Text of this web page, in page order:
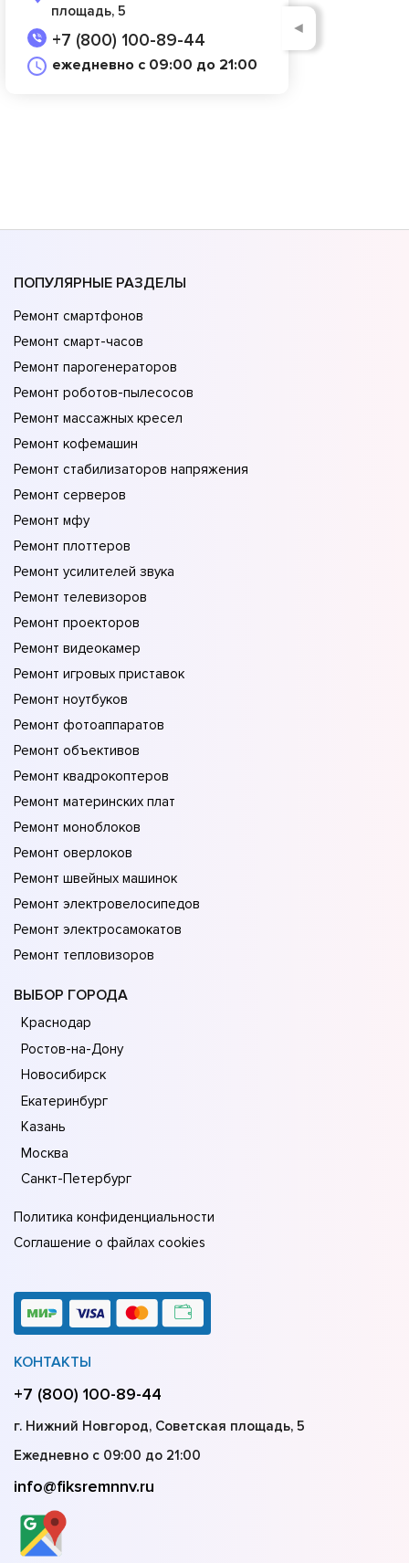
площадь, 5
+7 (800) 100-89-44
ежедневно с 09:00 до 21:00
◄
ПОПУЛЯРНЫЕ РАЗДЕЛЫ
Ремонт смартфонов
Ремонт смарт-часов
Ремонт парогенераторов
Ремонт роботов-пылесосов
Ремонт массажных кресел
Ремонт кофемашин
Ремонт стабилизаторов напряжения
Ремонт серверов
Ремонт мфу
Ремонт плоттеров
Ремонт усилителей звука
Ремонт телевизоров
Ремонт проекторов
Ремонт видеокамер
Ремонт игровых приставок
Ремонт ноутбуков
Ремонт фотоаппаратов
Ремонт объективов
Ремонт квадрокоптеров
Ремонт материнских плат
Ремонт моноблоков
Ремонт оверлоков
Ремонт швейных машинок
Ремонт электровелосипедов
Ремонт электросамокатов
Ремонт тепловизоров
ВЫБОР ГОРОДА
Краснодар
Ростов-на-Дону
Новосибирск
Екатеринбург
Казань
Москва
Санкт-Петербург
Политика конфиденциальности
Соглашение о файлах cookies
КОНТАКТЫ
+7 (800) 100-89-44
г. Нижний Новгород, Советская площадь, 5
Ежедневно с 09:00 до 21:00
info@fiksremnnv.ru